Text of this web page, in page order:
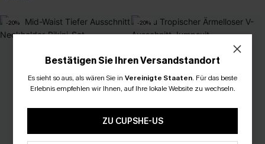
-20% -20%
Bestätigen Sie Ihren Versandstandort
Es sieht so aus, als wären Sie in Vereinigte Staaten. Für das beste
Erlebnis empfehlen wir Ihnen, auf Ihre lokale Website zu wechseln.
ZU CUPSHE-US